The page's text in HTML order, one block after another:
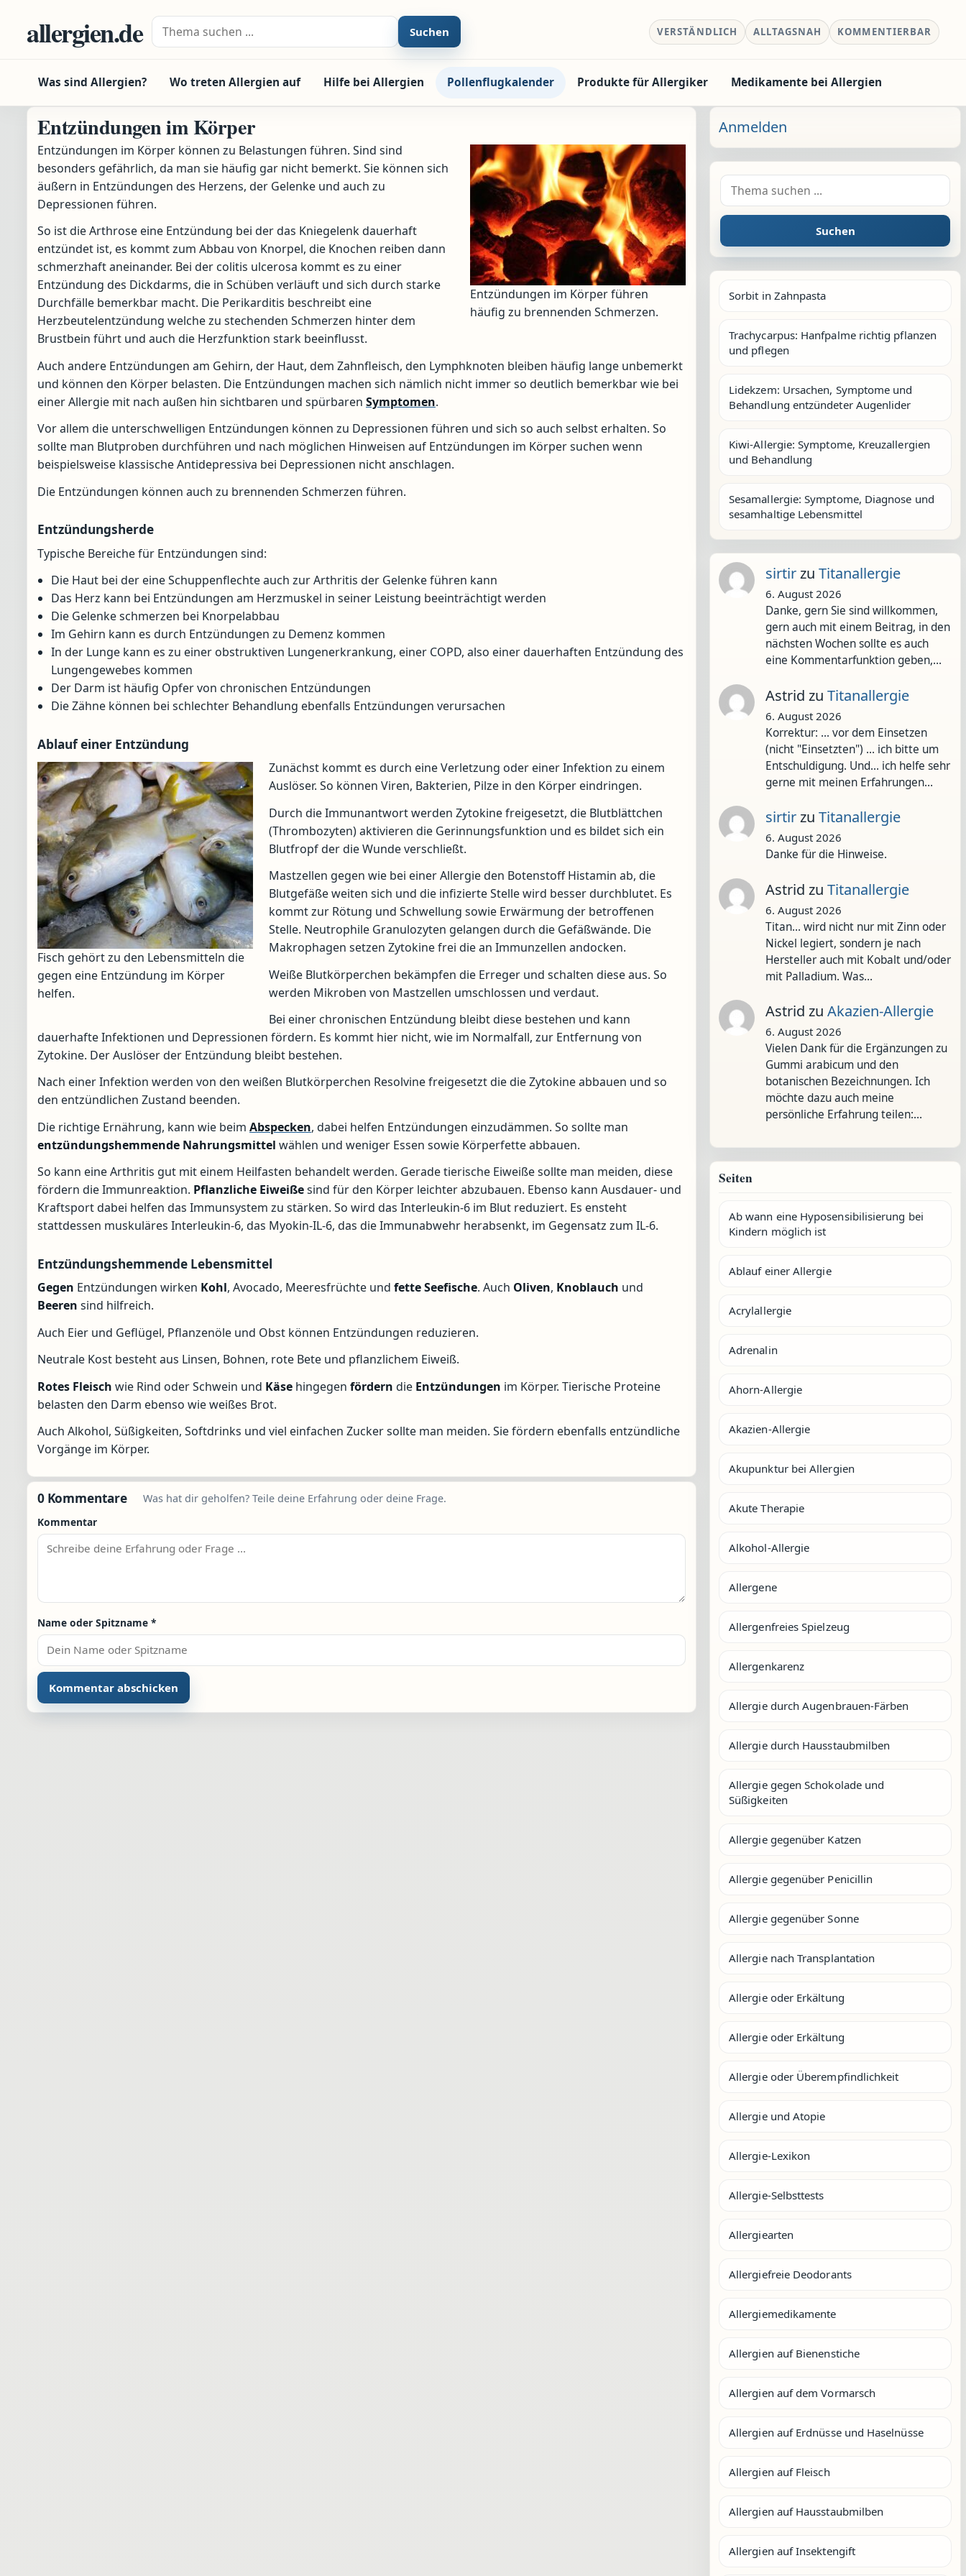
allergien.de Suche nach: Suchen VERSTÄNDLICH ALLTAGSNAH KOMMENTIERBAR
Was sind Allergien? Wo treten Allergien auf Hilfe bei Allergien Pollenflugkalender Produkte für Allergiker Medikamente bei Allergien
Entzündungen im Körper
Entzündungen im Körper führen
häufig zu brennenden Schmerzen.
Entzündungen im Körper können zu Belastungen führen. Sind sind
besonders gefährlich, da man sie häufig gar nicht bemerkt. Sie können sich
äußern in Entzündungen des Herzens, der Gelenke und auch zu
Depressionen führen.
So ist die Arthrose eine Entzündung bei der das Kniegelenk dauerhaft
entzündet ist, es kommt zum Abbau von Knorpel, die Knochen reiben dann
schmerzhaft aneinander. Bei der colitis ulcerosa kommt es zu einer
Entzündung des Dickdarms, die in Schüben verläuft und sich durch starke
Durchfälle bemerkbar macht. Die Perikarditis beschreibt eine
Herzbeutelentzündung welche zu stechenden Schmerzen hinter dem
Brustbein führt und auch die Herzfunktion stark beeinflusst.
Auch andere Entzündungen am Gehirn, der Haut, dem Zahnfleisch, den Lymphknoten bleiben häufig lange unbemerkt
und können den Körper belasten. Die Entzündungen machen sich nämlich nicht immer so deutlich bemerkbar wie bei
einer Allergie mit nach außen hin sichtbaren und spürbaren Symptomen.
Vor allem die unterschwelligen Entzündungen können zu Depressionen führen und sich so auch selbst erhalten. So
sollte man Blutproben durchführen und nach möglichen Hinweisen auf Entzündungen im Körper suchen wenn
beispielsweise klassische Antidepressiva bei Depressionen nicht anschlagen.
Die Entzündungen können auch zu brennenden Schmerzen führen.
Entzündungsherde
Typische Bereiche für Entzündungen sind:
Die Haut bei der eine Schuppenflechte auch zur Arthritis der Gelenke führen kann
Das Herz kann bei Entzündungen am Herzmuskel in seiner Leistung beeinträchtigt werden
Die Gelenke schmerzen bei Knorpelabbau
Im Gehirn kann es durch Entzündungen zu Demenz kommen
In der Lunge kann es zu einer obstruktiven Lungenerkrankung, einer COPD, also einer dauerhaften Entzündung des
Lungengewebes kommen
Der Darm ist häufig Opfer von chronischen Entzündungen
Die Zähne können bei schlechter Behandlung ebenfalls Entzündungen verursachen
Ablauf einer Entzündung
Fisch gehört zu den Lebensmitteln die
gegen eine Entzündung im Körper
helfen.
Zunächst kommt es durch eine Verletzung oder einer Infektion zu einem
Auslöser. So können Viren, Bakterien, Pilze in den Körper eindringen.
Durch die Immunantwort werden Zytokine freigesetzt, die Blutblättchen
(Thrombozyten) aktivieren die Gerinnungsfunktion und es bildet sich ein
Blutfropf der die Wunde verschließt.
Mastzellen gegen wie bei einer Allergie den Botenstoff Histamin ab, die
Blutgefäße weiten sich und die infizierte Stelle wird besser durchblutet. Es
kommt zur Rötung und Schwellung sowie Erwärmung der betroffenen
Stelle. Neutrophile Granulozyten gelangen durch die Gefäßwände. Die
Makrophagen setzen Zytokine frei die an Immunzellen andocken.
Weiße Blutkörperchen bekämpfen die Erreger und schalten diese aus. So
werden Mikroben von Mastzellen umschlossen und verdaut.
Bei einer chronischen Entzündung bleibt diese bestehen und kann
dauerhafte Infektionen und Depressionen fördern. Es kommt hier nicht, wie im Normalfall, zur Entfernung von
Zytokine. Der Auslöser der Entzündung bleibt bestehen.
Nach einer Infektion werden von den weißen Blutkörperchen Resolvine freigesetzt die die Zytokine abbauen und so
den entzündlichen Zustand beenden.
Die richtige Ernährung, kann wie beim Abspecken, dabei helfen Entzündungen einzudämmen. So sollte man
entzündungshemmende Nahrungsmittel wählen und weniger Essen sowie Körperfette abbauen.
So kann eine Arthritis gut mit einem Heilfasten behandelt werden. Gerade tierische Eiweiße sollte man meiden, diese
fördern die Immunreaktion. Pflanzliche Eiweißesind für den Körper leichter abzubauen. Ebenso kann Ausdauer- und
Kraftsport dabei helfen das Immunsystem zu stärken. So wird das Interleukin-6 im Blut reduziert. Es ensteht
stattdessen muskuläres Interleukin-6, das Myokin-IL-6, das die Immunabwehr herabsenkt, im Gegensatz zum IL-6.
Entzündungshemmende Lebensmittel
Gegen Entzündungen wirken Kohl, Avocado, Meeresfrüchte und fetteSeefische. Auch Oliven, Knoblauch und
Beeren sind hilfreich.
Auch Eier und Geflügel, Pflanzenöle und Obst können Entzündungen reduzieren.
Neutrale Kost besteht aus Linsen, Bohnen, rote Bete und pflanzlichem Eiweiß.
Rotes Fleisch wie Rind oder Schwein und Käse hingegen fördern die Entzündungen im Körper. Tierische Proteine
belasten den Darm ebenso wie weißes Brot.
Auch Alkohol, Süßigkeiten, Softdrinks und viel einfachen Zucker sollte man meiden. Sie fördern ebenfalls entzündliche
Vorgänge im Körper.
0 Kommentare
Was hat dir geholfen? Teile deine Erfahrung oder deine Frage.
Kommentar
Name oder Spitzname *
Anmelden
Suche nach:
Suchen
Sorbit in Zahnpasta
Trachycarpus: Hanfpalme richtig pflanzen
und pflegen
Lidekzem: Ursachen, Symptome und
Behandlung entzündeter Augenlider
Kiwi-Allergie: Symptome, Kreuzallergien
und Behandlung
Sesamallergie: Symptome, Diagnose und
sesamhaltige Lebensmittel
sirtirzu Titanallergie
6. August 2026
Danke, gern Sie sind willkommen,
gern auch mit einem Beitrag, in den
nächsten Wochen sollte es auch
eine Kommentarfunktion geben,…
Astrid zu Titanallergie
6. August 2026
Korrektur: ... vor dem Einsetzen
(nicht "Einsetzten") ... ich bitte um
Entschuldigung. Und... ich helfe sehr
gerne mit meinen Erfahrungen…
sirtirzu Titanallergie
6. August 2026
Danke für die Hinweise.
Astrid zu Titanallergie
6. August 2026
Titan... wird nicht nur mit Zinn oder
Nickel legiert, sondern je nach
Hersteller auch mit Kobalt und/oder
mit Palladium. Was…
Astrid zu Akazien-Allergie
6. August 2026
Vielen Dank für die Ergänzungen zu
Gummi arabicum und den
botanischen Bezeichnungen. Ich
möchte dazu auch meine
persönliche Erfahrung teilen:…
Seiten
Ab wann eine Hyposensibilisierung bei
Kindern möglich ist
Ablauf einer Allergie
Acrylallergie
Adrenalin
Ahorn-Allergie
Akazien-Allergie
Akupunktur bei Allergien
Akute Therapie
Alkohol-Allergie
Allergene
Allergenfreies Spielzeug
Allergenkarenz
Allergie durch Augenbrauen-Färben
Allergie durch Hausstaubmilben
Allergie gegen Schokolade und
Süßigkeiten
Allergie gegenüber Katzen
Allergie gegenüber Penicillin
Allergie gegenüber Sonne
Allergie nach Transplantation
Allergie oder Erkältung
Allergie oder Erkältung
Allergie oder Überempfindlichkeit
Allergie und Atopie
Allergie-Lexikon
Allergie-Selbsttests
Allergiearten
Allergiefreie Deodorants
Allergiemedikamente
Allergien auf Bienenstiche
Allergien auf dem Vormarsch
Allergien auf Erdnüsse und Haselnüsse
Allergien auf Fleisch
Allergien auf Hausstaubmilben
Allergien auf Insektengift